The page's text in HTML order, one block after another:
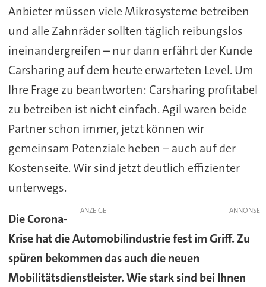
Anbieter müssen viele Mikrosysteme betreiben
und alle Zahnräder sollten täglich reibungslos
ineinandergreifen – nur dann erfährt der Kunde
Carsharing auf dem heute erwarteten Level. Um
Ihre Frage zu beantworten: Carsharing profitabel
zu betreiben ist nicht einfach. Agil waren beide
Partner schon immer, jetzt können wir
gemeinsam Potenziale heben – auch auf der
Kostenseite. Wir sind jetzt deutlich effizienter
unterwegs.
ANZEIGE
Die Corona-
Krise hat die Automobilindustrie fest im Griff. Zu
spüren bekommen das auch die neuen
Mobilitätsdienstleister. Wie stark sind bei Ihnen